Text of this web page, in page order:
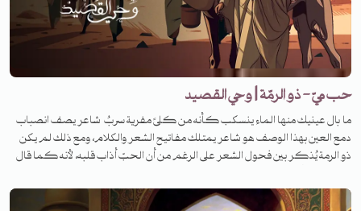
حب ميّ - ذو الرمّة | وحي القصيد
ما بال عينيك منها الماء ينسكب كأنه من كلىً مفرية سربُ شاعر يصف انصباب
دمع العين بهذا الوصف هو شاعر يمتلك مفاتيح الشعر والكلام، ومع ذلك لم يكن
ذو الرمة يُذكر بين فحول الشعر على الرغم من أن الحبّ أذاب قلبه، لأنه كما قال
فما هي القصة؟ لمعرفة القصة تابعونا على منصات تنوين بودكاست في برنامج